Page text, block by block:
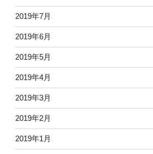
2019年7月
2019年6月
2019年5月
2019年4月
2019年3月
2019年2月
2019年1月